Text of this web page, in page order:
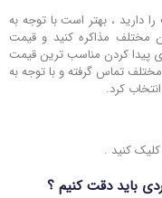
دارید ، بهتر است با توجه به
مختلف مذاکره کنید و قیمت
پیدا کردن مناسب ترین قیمت
مختلف تماس گرفته و با توجه به
کرد.
کنید .
باید دقت کنیم ؟